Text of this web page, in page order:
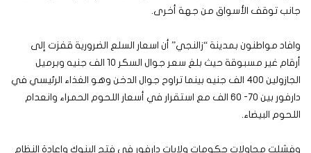
جانب توقف الأسواق من جهة أخرى.
وافاد مواطنون بمدينة “زالنجي” أن اسعار السلع الضرورية قفزت إلى
أرقام غير مسبوقة حيث بلغ سعر جوال السكر 10 الف جنيه وبرميل
الجازولين 400 الف جنيه بينما تراوح جوال الدخن وهو الغذاء الرئيسي في
دارفور بين 70- 60 الف مع استقرار في أسعار اللحوم الحمراء وانعدام
اللحوم البيضاء.
وفشلت محاولات حكومات ولايات دارفور في فتح البنوك واعادة النظام